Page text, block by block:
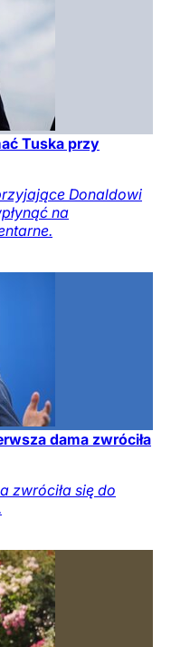
Tuska przy
Donaldowi
na
dama zwróciła
zwróciła się do